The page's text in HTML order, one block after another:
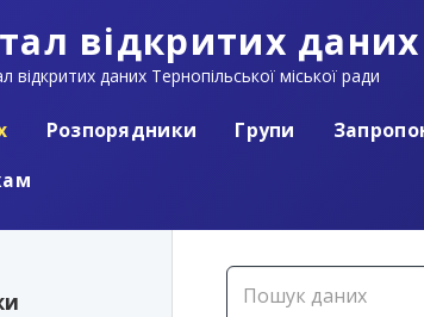
відкритих
відкритих даних Тернопільської міської ради
Розпорядники Групи